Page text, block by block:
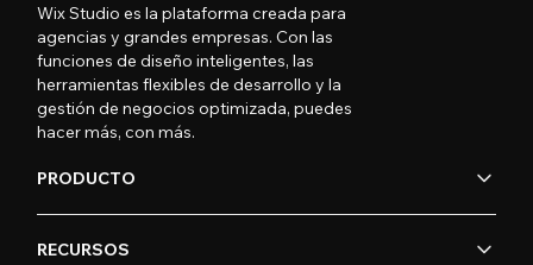
Wix Studio es la plataforma creada para
agencias y grandes empresas. Con las
funciones de diseño inteligentes, las
herramientas flexibles de desarrollo y la
gestión de negocios optimizada, puedes
hacer más, con más.
PRODUCTO
RECURSOS